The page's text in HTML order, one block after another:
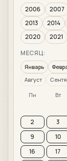
2006
2007
2013
2014
2020
2021
МЕСЯЦ:
Январь
Август
Пн Вт
2
3
9
10
16
17